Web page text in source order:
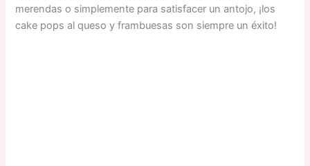
merendas o simplemente para satisfacer un antojo, ¡los
cake pops al queso y frambuesas son siempre un éxito!